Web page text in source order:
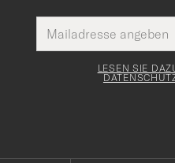
Mail
Adresse
Pflichtfeld
LESEN SIE